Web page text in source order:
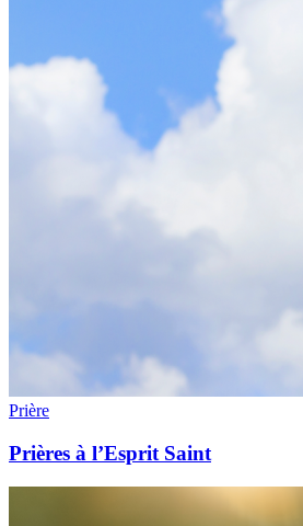
Prière
Prières à l’Esprit Saint